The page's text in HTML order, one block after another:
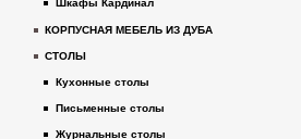
Шкафы Кардинал
КОРПУСНАЯ МЕБЕЛЬ ИЗ ДУБА
СТОЛЫ
Кухонные столы
Письменные столы
Журнальные столы